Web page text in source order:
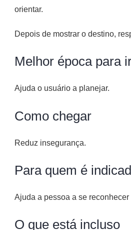
orientar.
Depois de mostrar o destino,
Melhor época para
Ajuda o usuário a planejar.
Como chegar
Reduz insegurança.
Para quem é
Ajuda a pessoa a se
O que está incluso